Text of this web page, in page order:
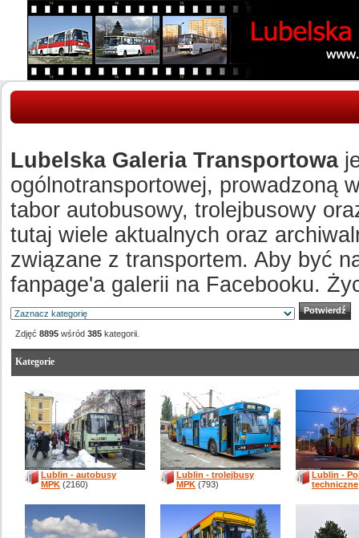
Lubelska Galeria Transportowa
ogólnotransportowej, prowadzoną
tabor autobusowy, trolejbusowy
tutaj wiele aktualnych oraz
związane z transportem. Aby być
fanpage'a galerii na Facebooku.
Zdjęć 8895 wśród 385 kategorii.
Kategorie
Lublin - autobusy
MPK (2160)
Lublin - trolejbusy
MPK (793)
Lublin -
techniczne